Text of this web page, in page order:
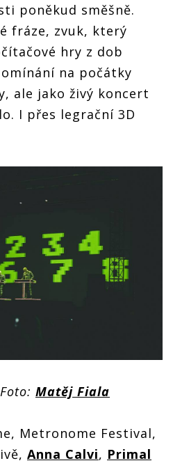
poněkud směšně.
fráze, zvuk, který
hry z dob
na počátky
ale jako živý koncert
I přes legrační 3D
Matěj Fiala
Metronome Festival,
Anna Calvi, Primal